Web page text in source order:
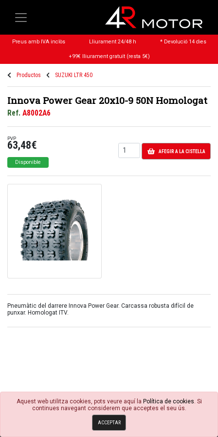
Preus amb IVA inclòs Lliurament 24/48 h * Devolució 14 dies
+99€ lliurament gratuït (resta 5€)
Productos SUZUKI LTR 450
Innova Power Gear 20x10-9 50N Homologat
Ref. A8002A6
PVP
63,48€
Disponible
AFEGIR A LA CISTELLA
Pneumàtic del darrere Innova Power Gear. Carcassa robusta difícil de
punxar. Homologat ITV.
Avisos Legals
Aquest web utilitza cookies, pots veure aquí la Política de cookies . Si
continues navegant considerem que acceptes el seu ús.
ACCEPTAR